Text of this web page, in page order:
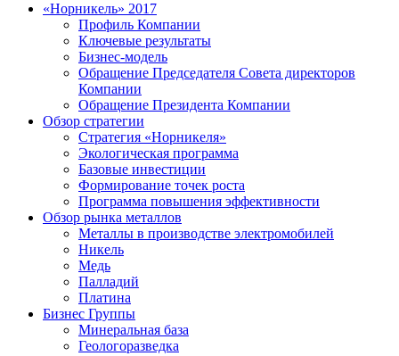
«Норникель» 2017
Профиль Компании
Ключевые результаты
Бизнес-модель
Обращение Председателя Совета директоров
Компании
Обращение Президента Компании
Обзор стратегии
Стратегия «Норникеля»
Экологическая программа
Базовые инвестиции
Формирование точек роста
Программа повышения эффективности
Обзор рынка металлов
Металлы в производстве электромобилей
Никель
Медь
Палладий
Платина
Бизнес Группы
Минеральная база
Геологоразведка